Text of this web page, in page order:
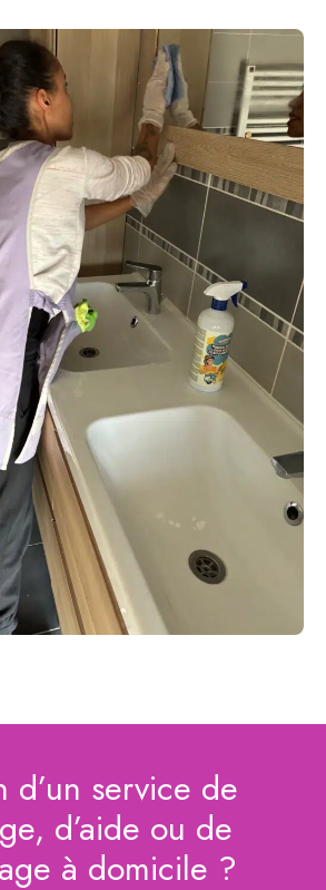
d’un service de
d’aide ou de
à domicile ?